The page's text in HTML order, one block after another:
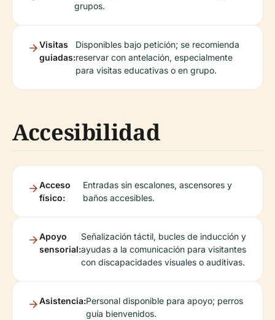
grupos.
Visitas
guiadas:
Disponibles bajo petición; se recomienda
reservar con antelación, especialmente
para visitas educativas o en grupo.
Accesibilidad
Acceso
físico:
Entradas sin escalones, ascensores y
baños accesibles.
Apoyo
sensorial:
Señalización táctil, bucles de inducción y
ayudas a la comunicación para visitantes
con discapacidades visuales o auditivas.
Asistencia:Personal disponible para apoyo; perros
guía bienvenidos.